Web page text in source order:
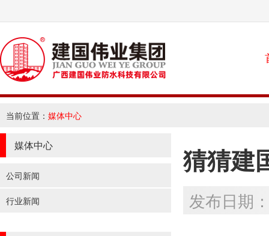
当前位置： 媒体中心
媒体中心
公司新闻
行业新闻
猜猜建
发布日期